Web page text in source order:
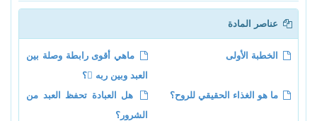
عناصر المادة
الخطبة الأولى
ماهي أقوى رابطة وصلة بين
العبد وبين ربه ؟
ما هو الغذاء الحقيقي للروح؟
هل العبادة تحفظ العبد من
الشرور؟